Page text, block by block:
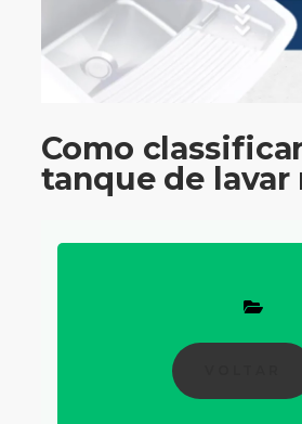
Como
tanque de lavar